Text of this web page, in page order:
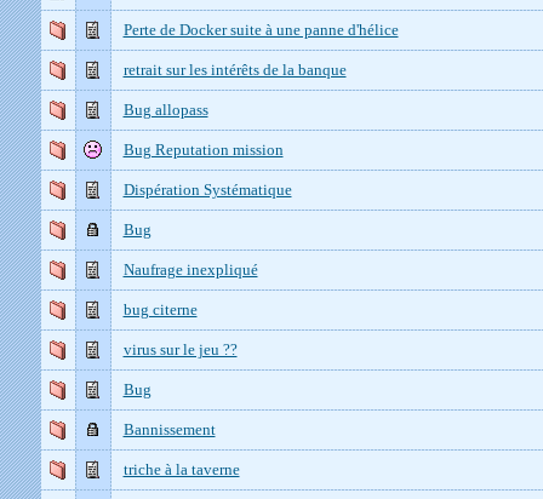
Perte de Docker suite à une panne d'hélice
retrait sur les intérêts de la banque
Bug allopass
Bug Reputation mission
Dispération Systématique
Bug
Naufrage inexpliqué
bug citerne
virus sur le jeu ??
Bug
Bannissement
triche à la taverne